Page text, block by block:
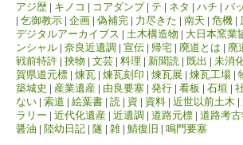
アジ歴 | キノコ | コアダンプ| テ | ネタ | ハチ | バ
| 乞御教示 | 企画 | 偽補完 | 力尽きた | 南天 | 危機 |
デジタルアーカイブス | 土木構造物 | 大日本窯業
ンシャル | 奈良近遺調 | 宣伝 | 帰宅 | 廃道とは | 廃
戦前特許 | 挾物 | 文芸 | 料理 | 新聞読 | 既出 | 未消
賀県道元標 | 煉瓦 | 煉瓦刻印 | 煉瓦展 | 煉瓦工場 |
築城史 | 産業遺産 | 由良要塞 | 発行 | 看板 | 石垣 |
ない | 索道 | 絵葉書 | 読 | 資 | 資料 | 近世以前土木 |
ラリー | 近代化遺産 | 近遺調 | 道路元標 | 道路考
醤油 | 陸幼日記 | 隧 | 雑 | 鯖復旧 | 鳴門要塞